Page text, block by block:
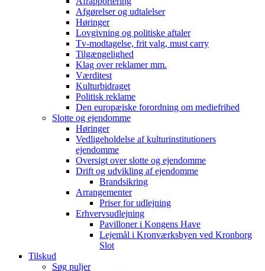
Afgørelser og udtalelser
Høringer
Lovgivning og politiske aftaler
Tv-modtagelse, frit valg, must carry
Tilgængelighed
Klag over reklamer mm.
Værditest
Kulturbidraget
Politisk reklame
Den europæiske forordning om mediefrihed
Slotte og ejendomme
Høringer
Vedligeholdelse af kulturinstitutioners
ejendomme
Oversigt over slotte og ejendomme
Drift og udvikling af ejendomme
Brandsikring
Arrangementer
Priser for udlejning
Erhvervsudlejning
Pavilloner i Kongens Have
Lejemål i Kronværksbyen ved Kronborg
Slot
Tilskud
Søg puljer